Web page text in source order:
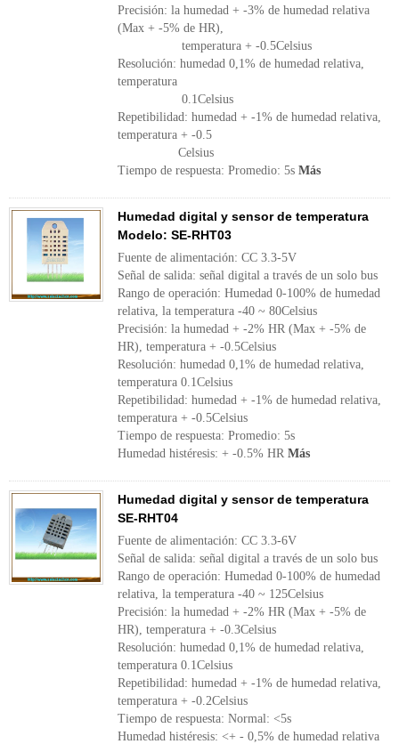
Precisión: la humedad + -3% de humedad relativa
(Max + -5% de HR),
temperatura + -0.5Celsius
Resolución: humedad 0,1% de humedad relativa,
temperatura
0.1Celsius
Repetibilidad: humedad + -1% de humedad relativa,
temperatura + -0.5
Celsius
Tiempo de respuesta: Promedio: 5s Más
Humedad digital y sensor de temperatura
Modelo: SE-RHT03
Fuente de alimentación: CC 3.3-5V
Señal de salida: señal digital a través de un solo bus
Rango de operación: Humedad 0-100% de humedad
relativa, la temperatura -40 ~ 80Celsius
Precisión: la humedad + -2% HR (Max + -5% de
HR), temperatura + -0.5Celsius
Resolución: humedad 0,1% de humedad relativa,
temperatura 0.1Celsius
Repetibilidad: humedad + -1% de humedad relativa,
temperatura + -0.5Celsius
Tiempo de respuesta: Promedio: 5s
Humedad histéresis: + -0.5% HR Más
Humedad digital y sensor de temperatura
SE-RHT04
Fuente de alimentación: CC 3.3-6V
Señal de salida: señal digital a través de un solo bus
Rango de operación: Humedad 0-100% de humedad
relativa, la temperatura -40 ~ 125Celsius
Precisión: la humedad + -2% HR (Max + -5% de
HR), temperatura + -0.3Celsius
Resolución: humedad 0,1% de humedad relativa,
temperatura 0.1Celsius
Repetibilidad: humedad + -1% de humedad relativa,
temperatura + -0.2Celsius
Tiempo de respuesta: Normal: <5s
Humedad histéresis: <+ - 0,5% de humedad relativa